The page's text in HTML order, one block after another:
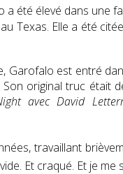
a été élevé dans une
Texas. Elle a été
Garofalo est entré
original truc
avec David
travaillant
Et craqué. Et je me